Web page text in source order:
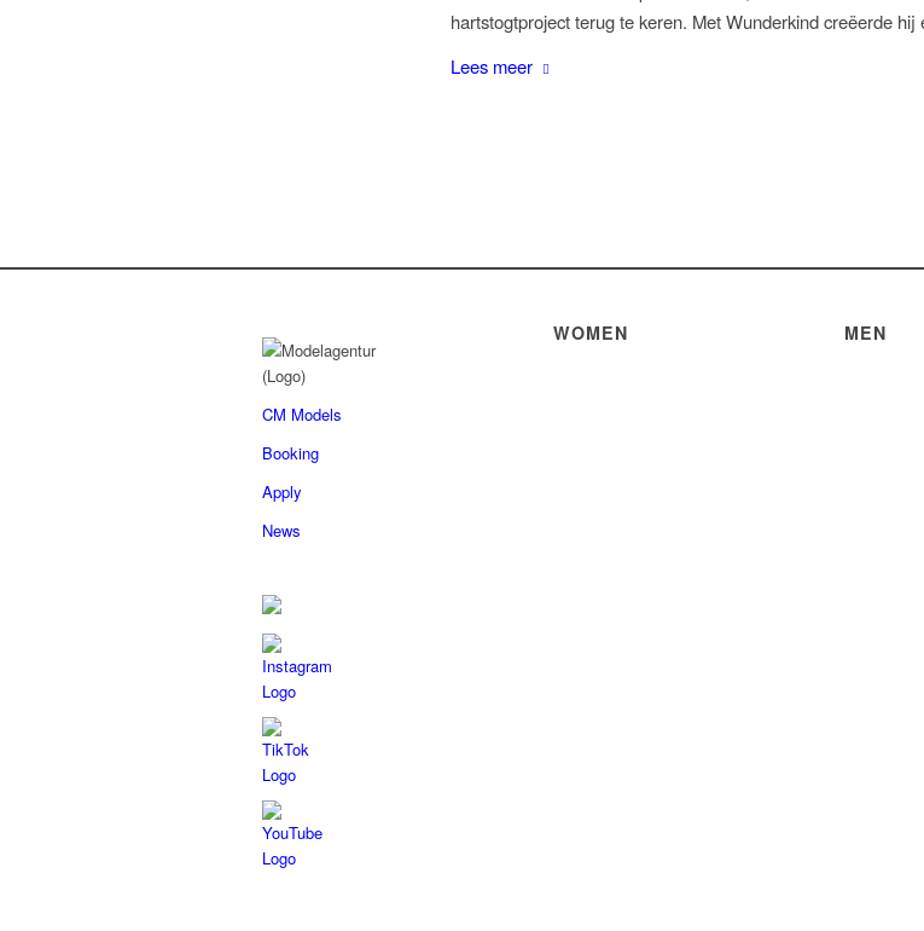
hartstogtproject terug te keren. Met Wunderkind creëerde
Lees meer
CM Models
Booking
Apply
News
WOMEN MEN